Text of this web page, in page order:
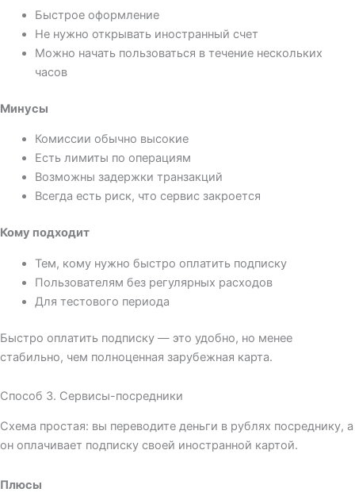
Быстрое оформление
Не нужно открывать иностранный счет
Можно начать пользоваться в течение нескольких
часов
Минусы
Комиссии обычно высокие
Есть лимиты по операциям
Возможны задержки транзакций
Всегда есть риск, что сервис закроется
Кому подходит
Тем, кому нужно быстро оплатить подписку
Пользователям без регулярных расходов
Для тестового периода
Быстро оплатить подписку — это удобно, но менее
стабильно, чем полноценная зарубежная карта.
Способ 3. Сервисы-посредники
Схема простая: вы переводите деньги в рублях посреднику, а
он оплачивает подписку своей иностранной картой.
Плюсы